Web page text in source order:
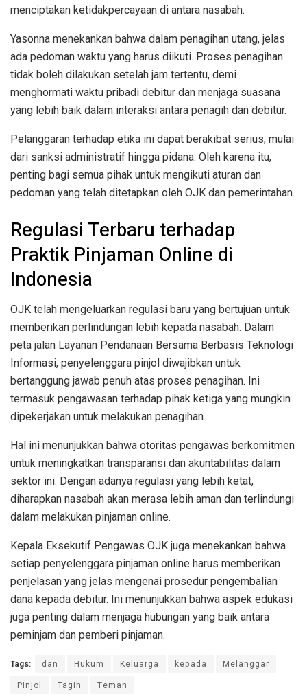
menciptakan ketidakpercayaan di antara nasabah.
Yasonna menekankan bahwa dalam penagihan utang, jelas
ada pedoman waktu yang harus diikuti. Proses penagihan
tidak boleh dilakukan setelah jam tertentu, demi
menghormati waktu pribadi debitur dan menjaga suasana
yang lebih baik dalam interaksi antara penagih dan debitur.
Pelanggaran terhadap etika ini dapat berakibat serius, mulai
dari sanksi administratif hingga pidana. Oleh karena itu,
penting bagi semua pihak untuk mengikuti aturan dan
pedoman yang telah ditetapkan oleh OJK dan pemerintahan.
Regulasi Terbaru terhadap
Praktik Pinjaman Online di
Indonesia
OJK telah mengeluarkan regulasi baru yang bertujuan untuk
memberikan perlindungan lebih kepada nasabah. Dalam
peta jalan Layanan Pendanaan Bersama Berbasis Teknologi
Informasi, penyelenggara pinjol diwajibkan untuk
bertanggung jawab penuh atas proses penagihan. Ini
termasuk pengawasan terhadap pihak ketiga yang mungkin
dipekerjakan untuk melakukan penagihan.
Hal ini menunjukkan bahwa otoritas pengawas berkomitmen
untuk meningkatkan transparansi dan akuntabilitas dalam
sektor ini. Dengan adanya regulasi yang lebih ketat,
diharapkan nasabah akan merasa lebih aman dan terlindungi
dalam melakukan pinjaman online.
Kepala Eksekutif Pengawas OJK juga menekankan bahwa
setiap penyelenggara pinjaman online harus memberikan
penjelasan yang jelas mengenai prosedur pengembalian
dana kepada debitur. Ini menunjukkan bahwa aspek edukasi
juga penting dalam menjaga hubungan yang baik antara
peminjam dan pemberi pinjaman.
Tags: dan Hukum Keluarga kepada
Melanggar
Pinjol
Tagih Teman